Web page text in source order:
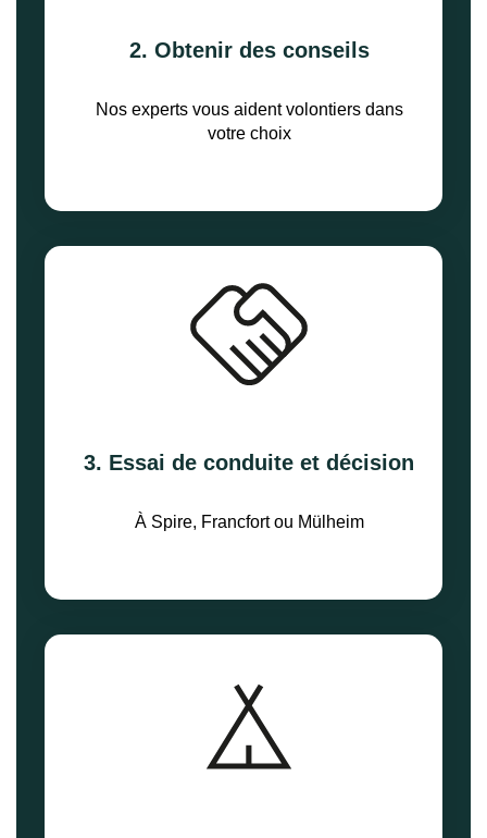
2. Obtenir des conseils
Nos experts vous aident volontiers dans
votre choix
3. Essai de conduite et décision
À Spire, Francfort ou Mülheim